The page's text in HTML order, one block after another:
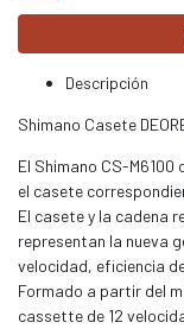
Descripción
Shimano Casete
El Shimano CS-
el casete
El casete y la cadena
representan la nueva
velocidad, eficiencia
Formado a partir del
cassette de 12